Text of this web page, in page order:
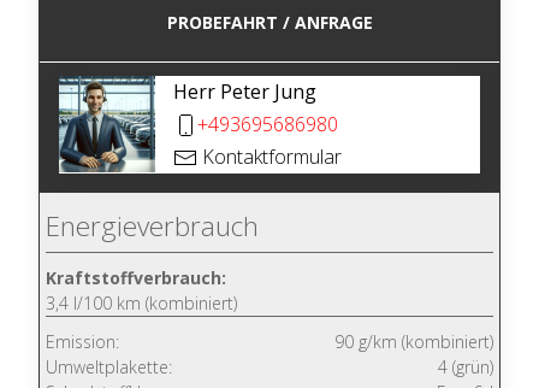
PROBEFAHRT / ANFRAGE
Herr Peter Jung
+493695686980
Kontaktformular
Energieverbrauch
Kraftstoffverbrauch:
3,4 l/100 km (kombiniert)
Emission:
90 g/km (kombiniert)
Umweltplakette:
4 (grün)